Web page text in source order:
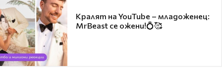
Кралят на YouTube – младоженец:
MrBeast се ожени!💍🥰